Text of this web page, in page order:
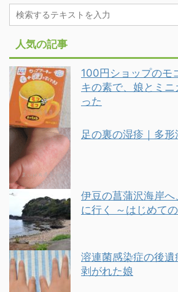
人気の記事
100円ショップのモ
キの素で、娘とミ
った
足の裏の湿疹｜多
伊豆の菖蒲沢海岸
に行く ～はじめて
溶連菌感染症の後
剥がれた娘